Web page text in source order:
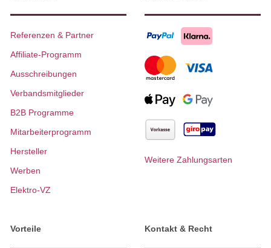
Referenzen & Partner
Affiliate-Programm
Ausschreibungen
Verbandsmitglieder
B2B Programme
Mitarbeiterprogramm
Hersteller
Werben
Elektro-VZ
Weitere Zahlungsarten
Vorteile Kontakt & Recht